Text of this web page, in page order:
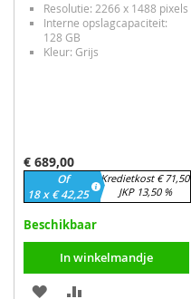
Resolutie: 2266 x 1488 pixels
Interne opslagcapaciteit:
128 GB
Kleur: Grijs
€ 689,00
Of
18 x € 42,25
Kredietkost € 71,50
JKP 13,50 %
Beschikbaar
In winkelmandje
VOEG